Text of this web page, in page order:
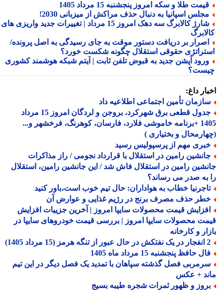
طلا و سکه امروز پنجشنبه 15 مرداد 1405
اسپانیا به دنبال حذف مراکش از میزبانی 2030!
شارژ کالابرگ سه دهک امروز 15 مرداد | تغییرات جدید واریزی های
بر دریافت دستور موقت به جای رسیدگی به اصل پرونده/
حقوقی استقلال چگونه شکست خورد؟
آپشن جدید به قبوض تلفن ثابت | آیتم شبکه هوشمند کشوری
داغ:
تأمین اجتماعی اطلاعیه داد
جدول قطعی برق شهرکرد، بروجن و لردگان امروز 15 مرداد
1405 +برنامه خاموشی فلارد، فارسان، کوهرنگ، فرخشهر و...
و بختیاری )
مهم از پرسپولیس رسید
رامین در استقلال با قرارداد نجومی / راز مذاکرات
رامین در استقلال فاش شد / این جانشین رامین، استقلال
به صدر می رساند؟
خطاب به هواداران: حال تیم خوب است،باور کنید
حذف مصرف برنج در رژیم غذایی و عوارض آن
قیمت محصولات سایپا امروز | آخرین جزییات افزایش
محصولات سایپا امروز | بررسی قیمت خودروهای سایپا در
و کارخانه
حافظ پنجشنبه 15 مرداد ماه 1405
فصل گذشته سپاهان با تمدید یک فصل دیگر در این تیم
+ عکس
و ظهور ثمرات شجره طیبه بسیج